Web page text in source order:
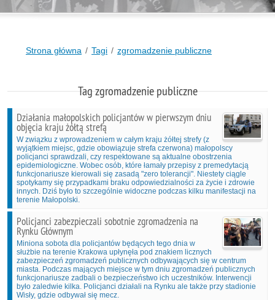
Strona główna Tagi zgromadzenie publiczne
Tag zgromadzenie publiczne
Działania małopolskich policjantów w pierwszym dniu
objęcia kraju żółtą strefą
W związku z wprowadzeniem w całym kraju żółtej strefy (z
wyjątkiem miejsc, gdzie obowiązuje strefa czerwona) małopolscy
policjanci sprawdzali, czy respektowane są aktualne obostrzenia
epidemiologiczne. Wobec osób, które łamały przepisy z premedytacją
funkcjonariusze kierowali się zasadą "zero tolerancji". Niestety ciągle
spotykamy się przypadkami braku odpowiedzialności za życie i zdrowie
innych. Dziś było to szczególnie widoczne podczas kilku manifestacji na
terenie Małopolski.
Policjanci zabezpieczali sobotnie zgromadzenia na
Rynku Głównym
Miniona sobota dla policjantów będących tego dnia w
służbie na terenie Krakowa upłynęła pod znakiem licznych
zabezpieczeń zgromadzeń publicznych odbywających się w centrum
miasta. Podczas mających miejsce w tym dniu zgromadzeń publicznych
funkcjonariusze zadbali o bezpieczeństwo ich uczestników. Interwencji
było zaledwie kilka. Policjanci działali na Rynku ale także przy stadionie
Wisły, gdzie odbywał się mecz.